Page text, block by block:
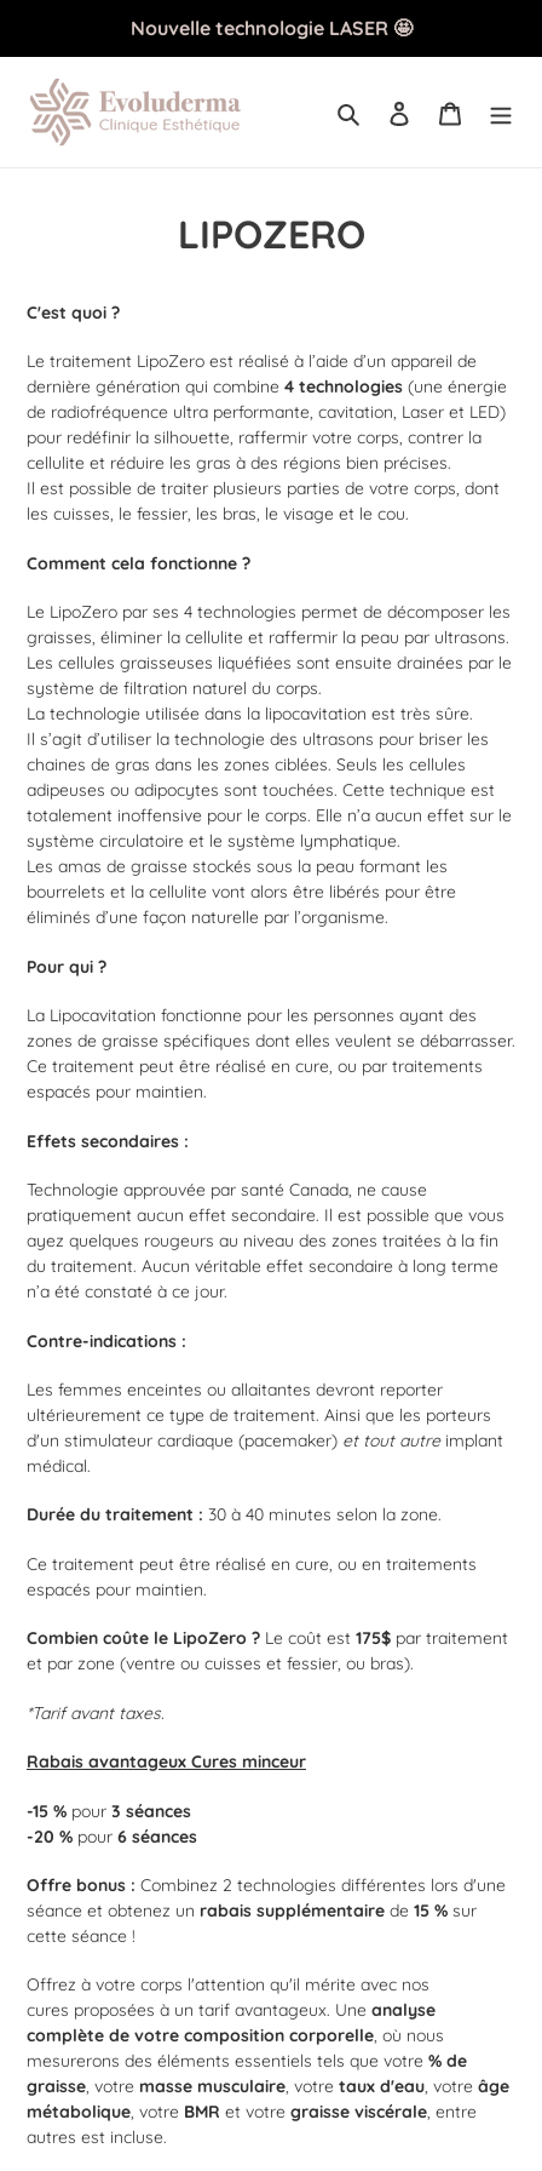
contenu
Nouvelle technologie LASER 🤩
RechercherSe connecter
Panier
LIPOZERO
C'est quoi ?
Le traitement LipoZero est réalisé à l’aide d’un appareil de
dernière génération qui combine 4 technologies (une énergie
de radiofréquence ultra performante, cavitation, Laser et LED)
pour redéfinir la silhouette, raffermir votre corps, contrer la
cellulite et réduire les gras à des régions bien précises.
Il est possible de traiter plusieurs parties de votre corps, dont
les cuisses, le fessier, les bras, le visage et le cou.
Comment cela fonctionne ?
Le LipoZero par ses 4 technologies permet de décomposer les
graisses, éliminer la cellulite et raffermir la peau par ultrasons.
Les cellules graisseuses liquéfiées sont ensuite drainées par le
système de filtration naturel du corps.
La technologie utilisée dans la lipocavitation est très sûre.
Il s’agit d’utiliser la technologie des ultrasons pour briser les
chaines de gras dans les zones ciblées. Seuls les cellules
adipeuses ou adipocytes sont touchées. Cette technique est
totalement inoffensive pour le corps. Elle n’a aucun effet sur le
système circulatoire et le système lymphatique.
Les amas de graisse stockés sous la peau formant les
bourrelets et la cellulite vont alors être libérés pour être
éliminés d’une façon naturelle par l’organisme.
Pour qui ?
La Lipocavitation fonctionne pour les personnes ayant des
zones de graisse spécifiques dont elles veulent se débarrasser.
Ce traitement peut être réalisé en cure, ou par traitements
espacés pour maintien.
Effets secondaires :
Technologie approuvée par santé Canada, ne cause
pratiquement aucun effet secondaire. Il est possible que vous
ayez quelques rougeurs au niveau des zones traitées à la fin
du traitement. Aucun véritable effet secondaire à long terme
n’a été constaté à ce jour.
Contre-indications :
Les femmes enceintes ou allaitantes devront reporter
ultérieurement ce type de traitement. Ainsi que les porteurs
d'un stimulateur cardiaque (pacemaker) et tout autre implant
médical.
Durée du traitement : 30 à 40 minutes selon la zone.
Ce traitement peut être réalisé en cure, ou en traitements
espacés pour maintien.
Combien coûte le LipoZero ? Le coût est 175$ par traitement
et par zone (ventre ou cuisses et fessier, ou bras).
*Tarif avant taxes.
Rabais avantageux Cures minceur
-15 % pour 3 séances
-20 % pour 6 séances
Offre bonus : Combinez 2 technologies différentes lors d'une
séance et obtenez un rabais supplémentaire de 15 % sur
cette séance !
Offrez à votre corps l'attention qu'il mérite avec nos
cures proposées à un tarif avantageux. Une analyse
complète de votre composition corporelle, où nous
mesurerons des éléments essentiels tels que votre % de
graisse, votre masse musculaire, votre taux d'eau, votre âge
métabolique, votre BMR et votre graisse viscérale, entre
autres est incluse.